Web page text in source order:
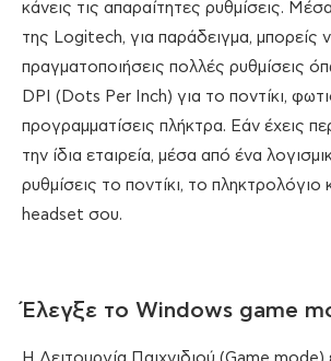
κάνεις τις απαραίτητες ρυθμίσεις.
της Logitech, για παράδειγμα, μπορείς
πραγματοποιήσεις πολλές ρυθμίσεις
DPI (Dots Per Inch) για το ποντίκι,
προγραμματίσεις πλήκτρα. Εάν έχεις
την ίδια εταιρεία, μέσα από ένα
ρυθμίσεις το ποντίκι, το πληκτρολόγιο
headset σου.
Έλεγξε το Windows game